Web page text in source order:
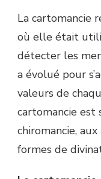
La cartomancie
où elle était
détecter les
a évolué pour
valeurs de
cartomancie est
chiromancie,
formes de